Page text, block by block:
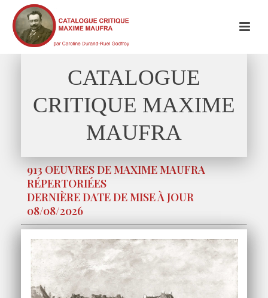
CATALOGUE
CRITIQUE MAXIME
MAUFRA
913 OEUVRES DE MAXIME MAUFRA
RÉPERTORIÉES
DERNIÈRE DATE DE MISE À JOUR
08/08/2026